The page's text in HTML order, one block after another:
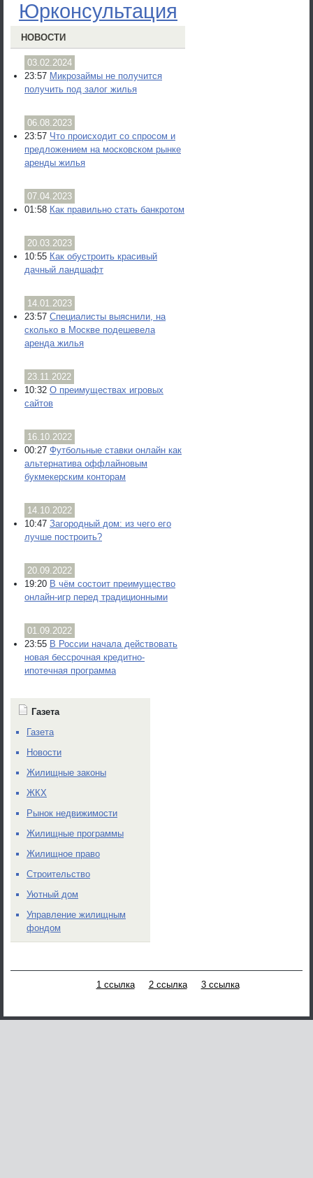
Юрконсультация
НОВОСТИ
03.02.2024
23:57 Микрозаймы не получится
получить под залог жилья
06.08.2023
23:57 Что происходит со спросом и
предложением на московском рынке
аренды жилья
07.04.2023
01:58 Как правильно стать банкротом
20.03.2023
10:55 Как обустроить красивый
дачный ландшафт
14.01.2023
23:57 Специалисты выяснили, на
сколько в Москве подешевела
аренда жилья
23.11.2022
10:32 О преимуществах игровых
сайтов
16.10.2022
00:27 Футбольные ставки онлайн как
альтернатива оффлайновым
букмекерским конторам
14.10.2022
10:47 Загородный дом: из чего его
лучше построить?
20.09.2022
19:20 В чём состоит преимущество
онлайн-игр перед традиционными
01.09.2022
23:55 В России начала действовать
новая бессрочная кредитно-
ипотечная программа
Газета
Газета
Новости
Жилищные законы
ЖКХ
Рынок недвижимости
Жилищные программы
Жилищное право
Строительство
Уютный дом
Управление жилищным
фондом
1 ссылка 2 ссылка 3 ссылка